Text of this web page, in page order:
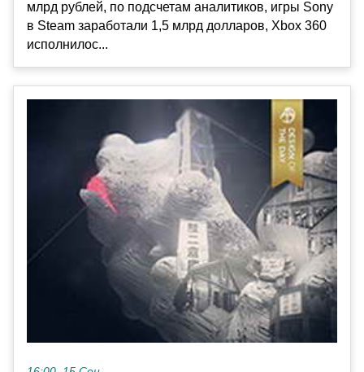
млрд рублей, по подсчетам аналитиков, игры Sony
в Steam заработали 1,5 млрд долларов, Xbox 360
исполнилос...